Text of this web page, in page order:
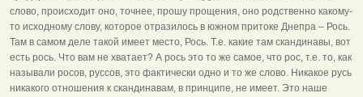
слово, происходит оно, точнее, прошу прощения, оно родственно какому-
то исходному слову, которое отразилось в южном притоке Днепра – Рось.
Там в самом деле такой имеет место, Рось. Т.е. какие там скандинавы, вот
есть рось. Что вам не хватает? А рось это то же самое, что рос, т.е. то, как
называли росов, руссов, это фактически одно и то же слово. Никакое русь
никакого отношения к скандинавам, в принципе, не имеет. Это наше